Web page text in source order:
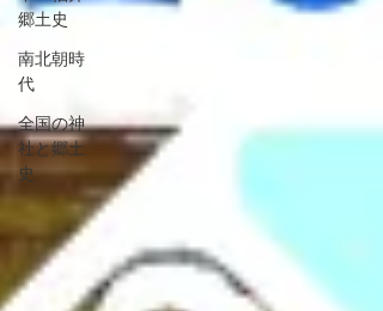
郷土史
南北朝時
代
全国の神
社と郷土
史